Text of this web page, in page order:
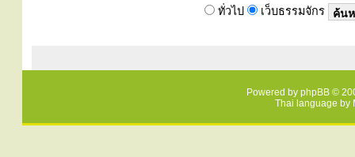
ทั่วไป เว็บธรรมจักร
Powered by phpBB ©
Thai language by